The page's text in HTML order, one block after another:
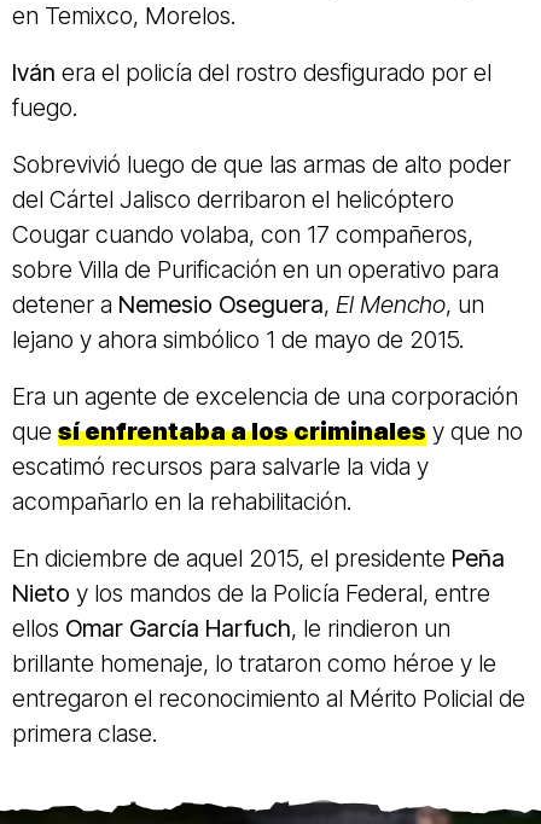
en Temixco, Morelos.
Iván era el policía del rostro desfigurado por el
fuego.
Sobrevivió luego de que las armas de alto poder
del Cártel Jalisco derribaron el helicóptero
Cougar cuando volaba, con 17 compañeros,
sobre Villa de Purificación en un operativo para
detener a Nemesio Oseguera, El Mencho, un
lejano y ahora simbólico 1 de mayo de 2015.
Era un agente de excelencia de una corporación
que sí enfrentaba a los criminales y que no
escatimó recursos para salvarle la vida y
acompañarlo en la rehabilitación.
En diciembre de aquel 2015, el presidente Peña
Nieto y los mandos de la Policía Federal, entre
ellos Omar García Harfuch, le rindieron un
brillante homenaje, lo trataron como héroe y le
entregaron el reconocimiento al Mérito Policial de
primera clase.